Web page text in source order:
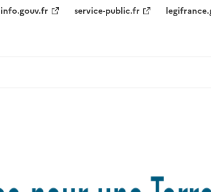
info.gouv.fr
service-public.fr